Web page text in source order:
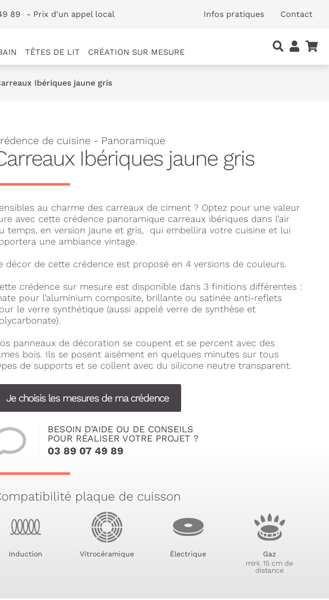
89 - Prix d'un appel local Infos pratiques Contact
TÊTES DE LIT CRÉATION SUR MESURE
Ibériques jaune gris
de cuisine - Panoramique
Ibériques jaune gris
au charme des carreaux de ciment ? Optez pour une valeur
avec cette crédence panoramique carreaux ibériques dans l’air
temps, en version jaune et gris, qui embellira votre cuisine et lui
une ambiance vintage.
décor de cette crédence est proposé en 4 versions de couleurs.
crédence sur mesure est disponible dans 3 finitions différentes :
pour l’aluminium composite, brillante ou satinée anti-reflets
le verre synthétique (aussi appelé verre de synthèse et
panneaux de décoration se coupent et se percent avec des
bois. Ils se posent aisément en quelques minutes sur tous
de supports et se collent avec du silicone neutre transparent.
Je choisis les mesures de ma crédence
BESOIN D'AIDE OU DE CONSEILS
POUR RÉALISER VOTRE PROJET ?
03 89 07 49 89
plaque de cuisson
Induction Vitrocéramique Électrique
Gaz
mini. 15 cm de
distance